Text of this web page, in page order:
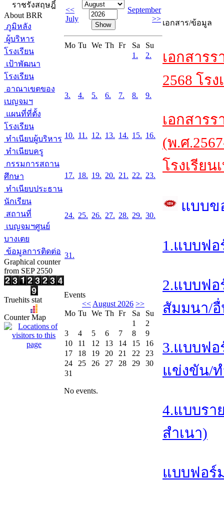
ราชรังสฤษฎิ์
About BRR
ภูมิหลัง
ผู้บริหาร
โรงเรียน
เป้าพัฒนา
โรงเรียน
อาณาเขตของ
เบญจมฯ
แผนที่ที่ตั้ง
โรงเรียน
ทำเนียบผู้บริหาร
ทำเนียบครู
กรรมการสถาน
ศึกษา
ทำเนียบประธาน
นักเรียน
สถานที่
เบญจมฯศูนย์
บางเตย
ข้อมูลการติดต่อ
Graphical counter
from SEP 2550
Truehits stat
Counter Map
<<
July
September
>>
Mo Tu We Th Fr Sa
Su
1.
2.
3. 4. 5. 6. 7. 8. 9.
10. 11. 12. 13. 14. 15. 16.
17. 18. 19. 20. 21. 22. 23.
24. 25. 26. 27. 28. 29. 30.
31.
Events
<< August 2026 >>
Mo Tu We Th Fr Sa
Su
1
2
3
4 5 6 7 8
9
10
11 12 13 14 15
16
17
18 19 20 21 22
23
24
25 26 27 28 29
30
31
No events.
เอกสาร/ข้อมูล
เอกสาร
2568 โร
เอกสาร
(พ.ศ
โรงเรีย
แบบข
1.แบบฟ
2.แบบฟ
สัมมนา/
3.แบบฟอ
แข่งขัน/
4.แบบรา
สำเนา)
แบบฟอร์